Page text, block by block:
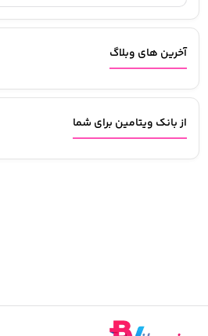
آخرین های وبلاگ
از بانک ویتامین برای شما